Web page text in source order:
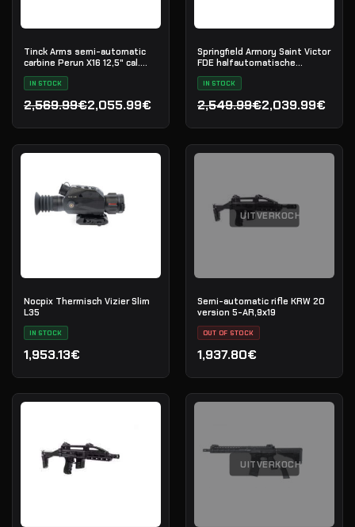
Tinck Arms semi-automatic
carbine Perun X16 12,5" cal.
5.56x45
IN STOCK
2,569.99€
Oorspronkelijke prijs was: 2,569.99€.
2,055.99€
Huidige prijs is: 2,055.99€.
Springfield Armory Saint Victor
FDE halfautomatische
karabijn, .223 Rem
IN STOCK
2,549.99€
Oorspronkelijke prijs
2,039.99€
Huidige prijs is:
Nocpix Thermisch Vizier Slim
L35
IN STOCK
1,953.13€
UITVERKOCHT
Semi-automatic rifle KRW 20
version 5-AR,9х19
OUT OF STOCK
1,937.80€
UITVERKOCHT